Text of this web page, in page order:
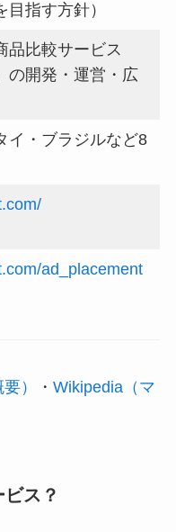
指す方針）
品比較サービス
の開発・運営・広
イ・ブラジルなど8
ad_placement
） ・ Wikipedia（マ
ス？